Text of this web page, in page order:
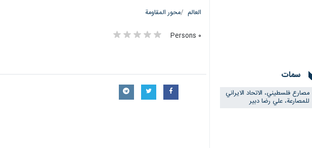
العالم محور المقاومة
٠ Persons
سمات
مصارع فلسطيني، الاتحاد الايراني
للمصارعة، علي رضا دبير